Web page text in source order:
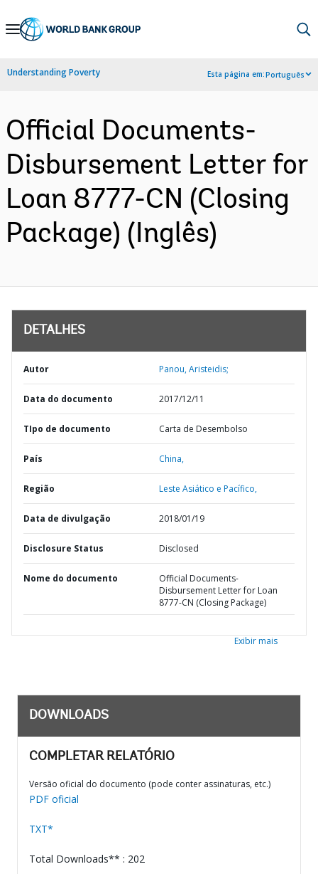
Skip
Navigation
Understanding Poverty Esta página em:Português
Official Documents-
Disbursement Letter for
Loan 8777-CN (Closing
Package) (Inglês)
DETALHES
Autor Panou, Aristeidis;
Data do documento 2017/12/11
TIpo de documento Carta de Desembolso
País China,
Região Leste Asiático e Pacífico,
Data de divulgação 2018/01/19
Disclosure Status Disclosed
Nome do documento
Official Documents-
Disbursement Letter for Loan
8777-CN (Closing Package)
Exibir mais
DOWNLOADS
COMPLETAR RELATÓRIO
Versão oficial do documento (pode conter assinaturas, etc.)
PDF oficial
TXT*
Total Downloads** : 202